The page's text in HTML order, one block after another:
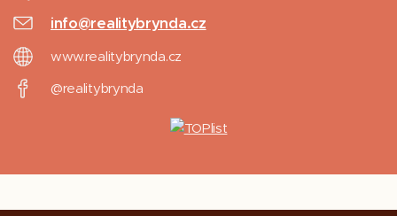
info@realitybrynda.cz
www.realitybrynda.cz
@realitybrynda